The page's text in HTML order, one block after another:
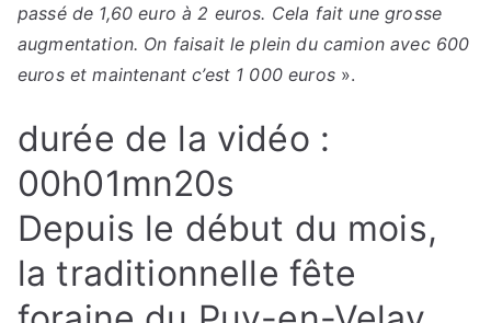
passé de 1,60 euro à 2 euros. Cela fait une grosse
augmentation. On faisait le plein du camion avec 600
euros et maintenant c’est 1 000 euros».
durée de la vidéo :
00h01mn20s
Depuis le début du mois,
la traditionnelle fête